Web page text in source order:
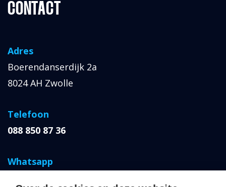
CONTACT
Adres
Boerendanserdijk 2a
8024 AH Zwolle
Telefoon
088 850 87 36
Whatsapp